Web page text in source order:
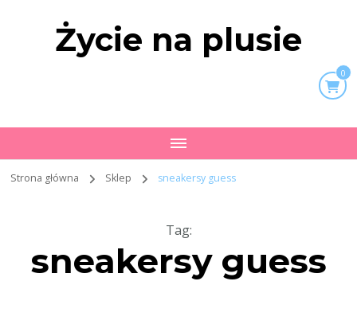
Życie na plusie
0
Strona główna Sklep sneakersy guess
Tag:
sneakersy guess